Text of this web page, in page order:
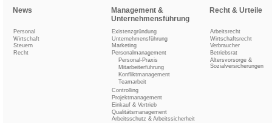
News
Personal
Wirtschaft
Steuern
Recht
Management &
Unternehmensführung
Existenzgründung
Unternehmensführung
Marketing
Personalmanagement
Personal-Praxis
Mitarbeiterführung
Konfliktmanagement
Teamarbeit
Controlling
Projektmanagement
Einkauf & Vertrieb
Qualitätsmanagement
Arbeitsschutz & Arbeitssicherheit
Recht & Urteile
Arbeitsrecht
Wirtschaftsrecht
Verbraucher
Betriebsrat
Altersvorsorge &
Sozialversicherungen